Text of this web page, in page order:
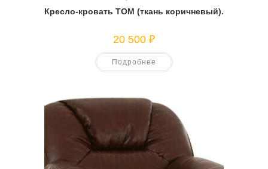
Кресло-кровать ТОМ (ткань коричневый).
20 500 ₽
Подробнее